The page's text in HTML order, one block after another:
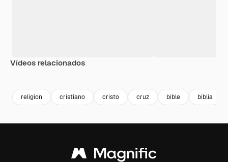
Vídeos relacionados
religion cristiano cristo cruz bible biblia